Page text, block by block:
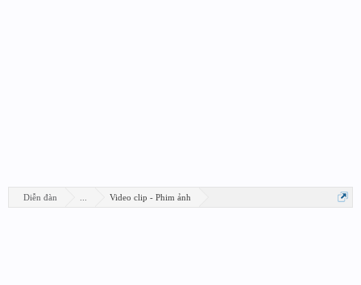
Diễn đàn Video clip - Phim ảnh